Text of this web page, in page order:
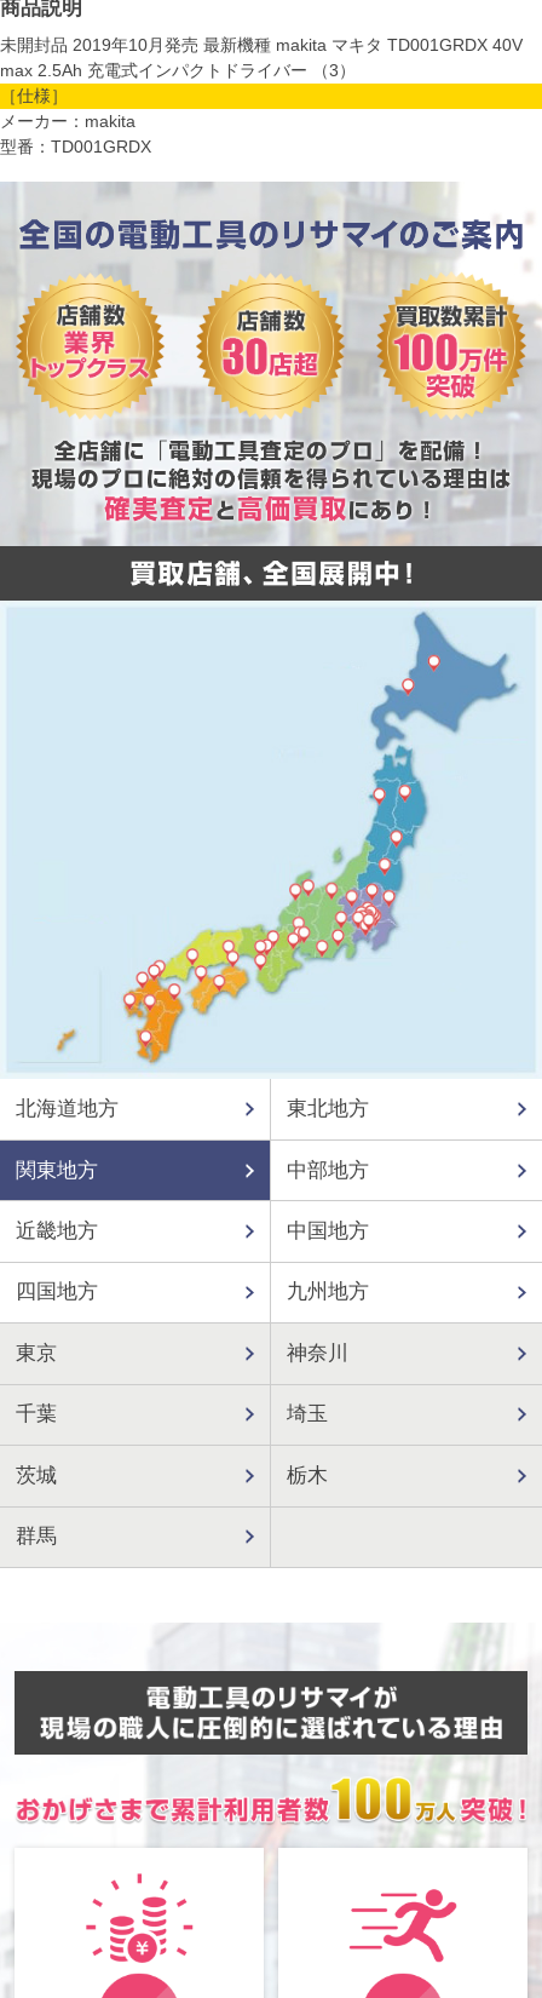
商品説明
未開封品 2019年10月発売 最新機種 makita マキタ TD001GRDX 40V
max 2.5Ah 充電式インパクトドライバー （3）
［仕様］
メーカー：makita
型番：TD001GRDX
北海道地方 東北地方
関東地方 中部地方
近畿地方 中国地方
四国地方 九州地方
東京 神奈川
千葉 埼玉
茨城 栃木
群馬